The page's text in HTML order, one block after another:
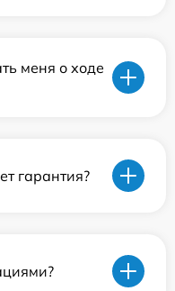
меня о ходе
гарантия?